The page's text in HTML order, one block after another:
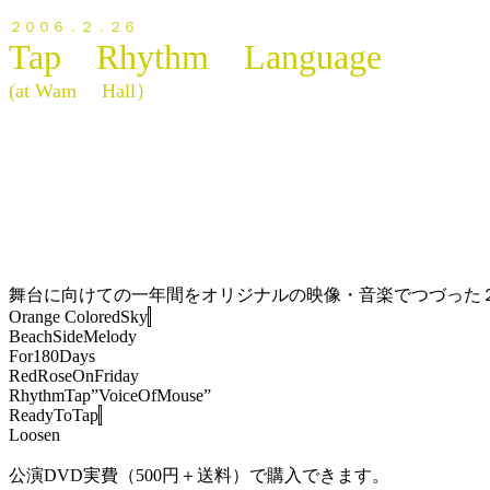
２００６．２．２６
Tap Rhythm Language
(at Wam Hall）
舞台に向けての一年間をオリジナルの映像・音楽でつづった
Orange ColoredSky
BeachSideMelody
For180Days
RedRoseOnFriday
RhythmTap”VoiceOfMouse”
ReadyToTap
Loosen
公演DVD実費（500円＋送料）で購入できます。